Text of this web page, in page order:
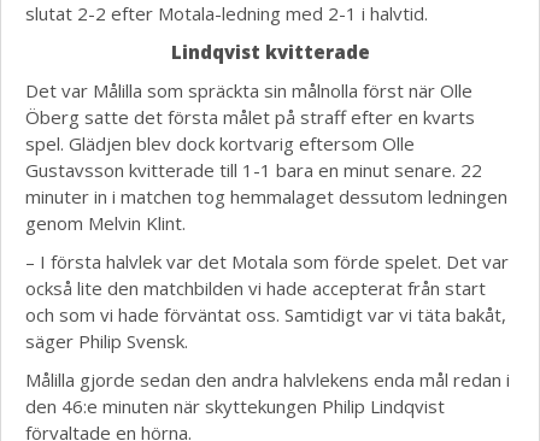
slutat 2-2 efter Motala-ledning med 2-1 i halvtid.
Lindqvist kvitterade
Det var Målilla som spräckta sin målnolla först när Olle
Öberg satte det första målet på straff efter en kvarts
spel. Glädjen blev dock kortvarig eftersom Olle
Gustavsson kvitterade till 1-1 bara en minut senare. 22
minuter in i matchen tog hemmalaget dessutom ledningen
genom Melvin Klint.
– I första halvlek var det Motala som förde spelet. Det var
också lite den matchbilden vi hade accepterat från start
och som vi hade förväntat oss. Samtidigt var vi täta bakåt,
säger Philip Svensk.
Målilla gjorde sedan den andra halvlekens enda mål redan i
den 46:e minuten när skyttekungen Philip Lindqvist
förvaltade en hörna.